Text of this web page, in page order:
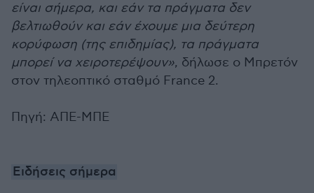
είναι σήμερα, και εάν τα πράγματα δεν
βελτιωθούν και εάν έχουμε μια δεύτερη
κορύφωση (της επιδημίας), τα πράγματα
μπορεί να χειροτερέψουν», δήλωσε ο Μπρετόν
στον τηλεοπτικό σταθμό France 2.
Πηγή: ΑΠΕ-ΜΠΕ
Ειδήσεις σήμερα